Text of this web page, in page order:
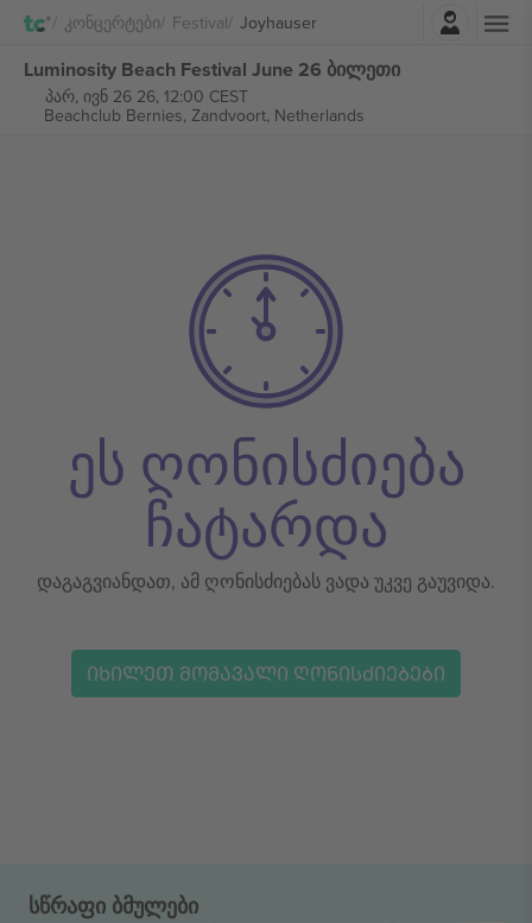
Კონცერტები Festival Joyhauserშესვლა
Luminosity Beach Festival June 26 ბილეთი
პარ, ივნ 26 26, 12:00 CEST
Beachclub Bernies, Zandvoort, Netherlands
ეს ღონისძიება
ჩატარდა
დაგაგვიანდათ, ამ ღონისძიებას ვადა უკვე გაუვიდა.
ᲘᲮᲘᲚᲔᲗ ᲛᲝᲛᲐᲕᲐᲚᲘ ᲦᲝᲜᲘᲡᲫᲘᲔᲑᲔᲑᲘ
სწრაფი ბმულები